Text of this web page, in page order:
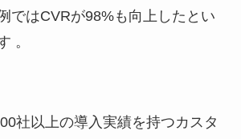
ではCVRが98%も向上したとい
。
社以上の導入実績を持つカスタ